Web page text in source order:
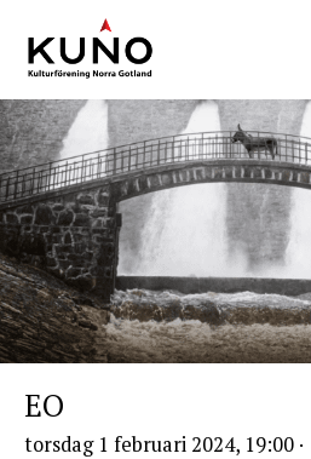
till
huvudinnehåll
EO
torsdag 1 februari 2024, 19:00 ·